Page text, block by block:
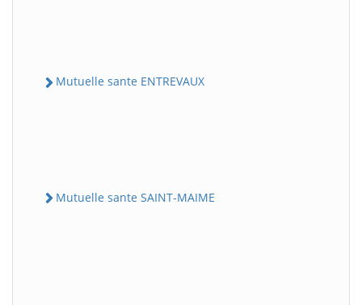
Mutuelle sante ENTREVAUX
Mutuelle sante SAINT-MAIME